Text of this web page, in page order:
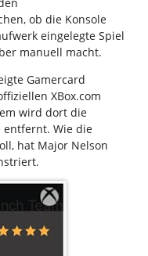
ob die Konsole
eingelegte Spiel
manuell macht.
Gamercard
XBox.com
wird dort die
entfernt. Wie die
hat Major Nelson